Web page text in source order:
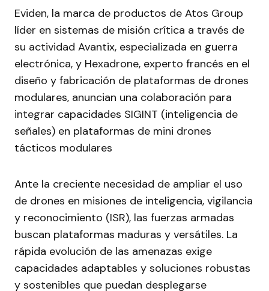
Eviden, la marca de productos de Atos Group
líder en sistemas de misión crítica a través de
su actividad Avantix, especializada en guerra
electrónica, y Hexadrone, experto francés en el
diseño y fabricación de plataformas de drones
modulares, anuncian una colaboración para
integrar capacidades SIGINT (inteligencia de
señales) en plataformas de mini drones
tácticos modulares
Ante la creciente necesidad de ampliar el uso
de drones en misiones de inteligencia, vigilancia
y reconocimiento (ISR), las fuerzas armadas
buscan plataformas maduras y versátiles. La
rápida evolución de las amenazas exige
capacidades adaptables y soluciones robustas
y sostenibles que puedan desplegarse